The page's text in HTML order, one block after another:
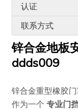
认证
联系方式
锌合金地板
ddds009
锌合金重型橡胶
作为一个 专业门